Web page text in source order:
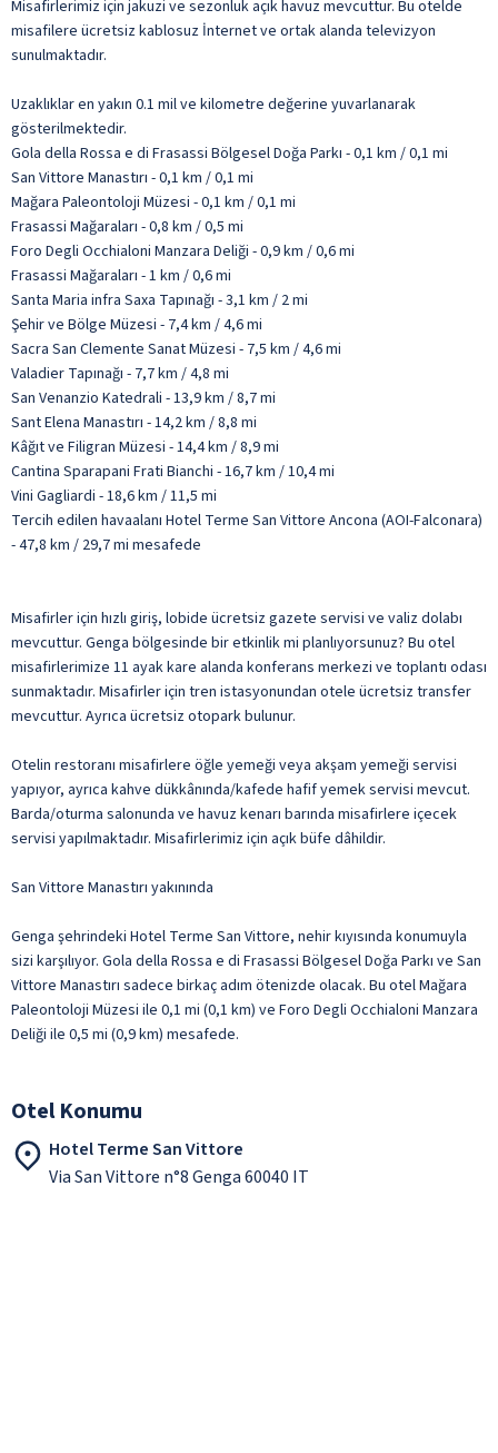
Misafirlerimiz için jakuzi ve sezonluk açık havuz mevcuttur. Bu otelde
misafilere ücretsiz kablosuz İnternet ve ortak alanda televizyon
sunulmaktadır.
Uzaklıklar en yakın 0.1 mil ve kilometre değerine yuvarlanarak
gösterilmektedir.
Gola della Rossa e di Frasassi Bölgesel Doğa Parkı - 0,1 km / 0,1 mi
San Vittore Manastırı - 0,1 km / 0,1 mi
Mağara Paleontoloji Müzesi - 0,1 km / 0,1 mi
Frasassi Mağaraları - 0,8 km / 0,5 mi
Foro Degli Occhialoni Manzara Deliği - 0,9 km / 0,6 mi
Frasassi Mağaraları - 1 km / 0,6 mi
Santa Maria infra Saxa Tapınağı - 3,1 km / 2 mi
Şehir ve Bölge Müzesi - 7,4 km / 4,6 mi
Sacra San Clemente Sanat Müzesi - 7,5 km / 4,6 mi
Valadier Tapınağı - 7,7 km / 4,8 mi
San Venanzio Katedrali - 13,9 km / 8,7 mi
Sant Elena Manastırı - 14,2 km / 8,8 mi
Kâğıt ve Filigran Müzesi - 14,4 km / 8,9 mi
Cantina Sparapani Frati Bianchi - 16,7 km / 10,4 mi
Vini Gagliardi - 18,6 km / 11,5 mi
Tercih edilen havaalanı Hotel Terme San Vittore Ancona (AOI-Falconara)
- 47,8 km / 29,7 mi mesafede
Misafirler için hızlı giriş, lobide ücretsiz gazete servisi ve valiz dolabı
mevcuttur. Genga bölgesinde bir etkinlik mi planlıyorsunuz? Bu otel
misafirlerimize 11 ayak kare alanda konferans merkezi ve toplantı odası
sunmaktadır. Misafirler için tren istasyonundan otele ücretsiz transfer
mevcuttur. Ayrıca ücretsiz otopark bulunur.
Otelin restoranı misafirlere öğle yemeği veya akşam yemeği servisi
yapıyor, ayrıca kahve dükkânında/kafede hafif yemek servisi mevcut.
Barda/oturma salonunda ve havuz kenarı barında misafirlere içecek
servisi yapılmaktadır. Misafirlerimiz için açık büfe dâhildir.
San Vittore Manastırı yakınında
Genga şehrindeki Hotel Terme San Vittore, nehir kıyısında konumuyla
sizi karşılıyor. Gola della Rossa e di Frasassi Bölgesel Doğa Parkı ve San
Vittore Manastırı sadece birkaç adım ötenizde olacak. Bu otel Mağara
Paleontoloji Müzesi ile 0,1 mi (0,1 km) ve Foro Degli Occhialoni Manzara
Deliği ile 0,5 mi (0,9 km) mesafede.
Otel Konumu
Hotel Terme San Vittore
Via San Vittore n°8 Genga 60040 IT